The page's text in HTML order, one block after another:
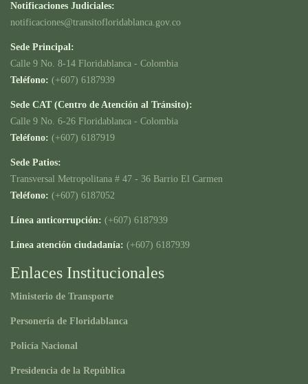
Notificaciones Judiciales:
notificaciones@transitofloridablanca.gov.co
Sede Principal:
Calle 9 No. 8-14 Floridablanca - Colombia
Teléfono: (+607) 6187939
Sede CAT (Centro de Atención al Tránsito):
Calle 9 No. 6-26 Floridablanca - Colombia
Teléfono: (+607) 6187919
Sede Patios:
Transversal Metropolitana # 47 - 36 Barrio El Carmen
Teléfono: (+607) 6187052
Línea anticorrupción: (+607) 6187939
Línea atención ciudadanía: (+607) 6187939
Enlaces Institucionales
Ministerio de Transporte
Personería de Floridablanca
Policía Nacional
Presidencia de la República